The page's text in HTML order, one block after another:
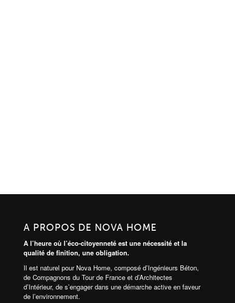
A PROPOS DE NOVA HOME
A l’heure où l’éco-citoyenneté est une nécessité et la
qualité de finition, une obligation.
Il est naturel pour Nova Home, composé d’Ingénieurs Béton,
de Compagnons du Tour de France et d’Architectes
d’Intérieur, de s’engager dans une démarche active en faveur
de l’environnement.